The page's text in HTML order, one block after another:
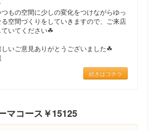
もの空間に少しの変化をつけながらゆっ
空間づくりをしていきますので、ご来店
ていてください☘
いご意見ありがとうございました☘
続きはコチラ
マコース￥15125